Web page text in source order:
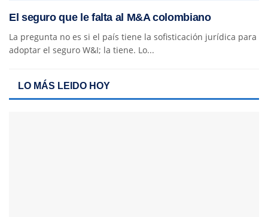
El seguro que le falta al M&A colombiano
La pregunta no es si el país tiene la sofisticación jurídica para
adoptar el seguro W&I; la tiene. Lo...
LO MÁS LEIDO HOY